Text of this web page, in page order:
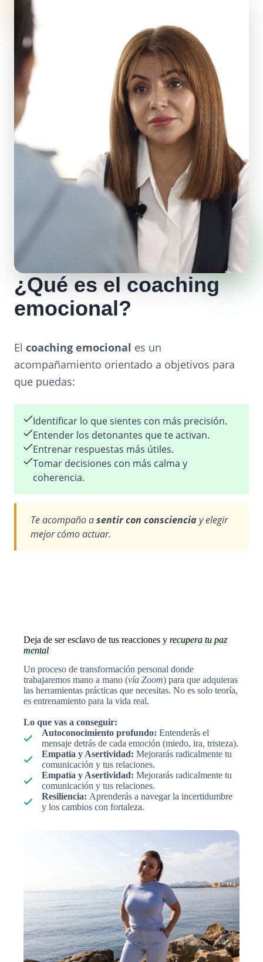
¿Qué es el coaching
emocional?
El coaching emocional es un
acompañamiento orientado a objetivos para
que puedas:
Identificar lo que sientes con más precisión.
Entender los detonantes que te activan.
Entrenar respuestas más útiles.
Tomar decisiones con más calma y
coherencia.
Te acompaño asentir con conscienciay elegir
mejor cómo actuar.
Deja de ser esclavo de tus reacciones yrecupera tu paz
mental
Un proceso de transformación personal donde
trabajaremos mano a mano (vía Zoom) para que adquieras
las herramientas prácticas que necesitas. No es solo teoría,
es entrenamiento para la vida real.
Lo que vas a conseguir:
Autoconocimiento profundo: Entenderás el
mensaje detrás de cada emoción (miedo, ira, tristeza).
Empatía y Asertividad: Mejorarás radicalmente tu
comunicación y tus relaciones.
Empatía y Asertividad: Mejorarás radicalmente tu
comunicación y tus relaciones.
Resiliencia: Aprenderás a navegar la incertidumbre
y los cambios con fortaleza.